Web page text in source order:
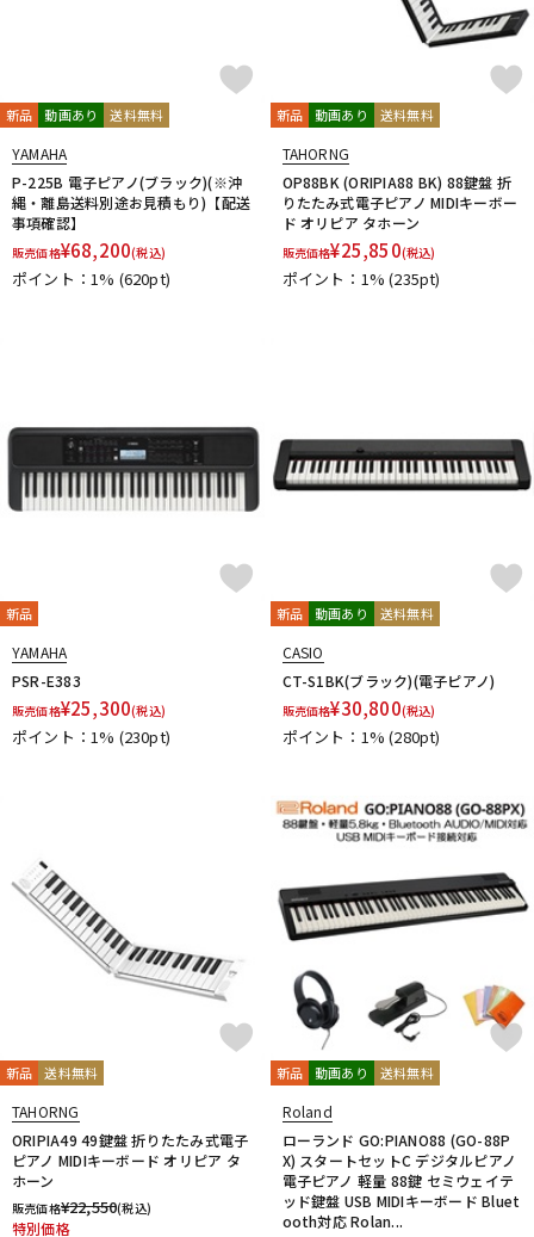
新品 動画あり 送料無料
YAMAHA
P-225B 電子ピアノ(ブラック)(※沖
縄・離島送料別途お見積もり)【配送
事項確認】
販売価格¥68,200(税込)
ポイント：1% (620pt)
新品 動画あり 送料無料
TAHORNG
OP88BK (ORIPIA88 BK) 88鍵盤 折
りたたみ式電子ピアノ MIDIキーボー
ド オリピア タホーン
販売価格¥25,850(税込)
ポイント：1%(235pt)
新品
YAMAHA
PSR-E383
販売価格¥25,300(税込)
ポイント：1% (230pt)
新品 動画あり 送料無料
CASIO
CT-S1BK(ブラック)(電子ピアノ)
販売価格¥30,800(税込)
ポイント：1%(280pt)
新品 送料無料
TAHORNG
ORIPIA49 49鍵盤 折りたたみ式電子
ピアノ MIDIキーボード オリピア タ
ホーン
販売価格¥22,550(税込)
特別価格
新品 動画あり 送料無料
Roland
ローランド GO:PIANO88 (GO-88P
X) スタートセットC デジタルピアノ
電子ピアノ 軽量 88鍵 セミウェイテ
ッド鍵盤 USB MIDIキーボード Bluet
ooth対応 Rolan...